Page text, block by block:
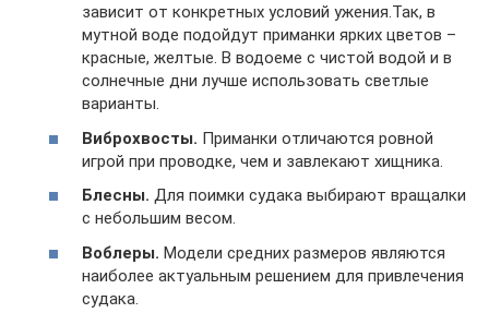
зависит от конкретных условий ужения.Так, в
мутной воде подойдут приманки ярких цветов –
красные, желтые. В водоеме с чистой водой и в
солнечные дни лучше использовать светлые
варианты.
Виброхвосты. Приманки отличаются ровной
игрой при проводке, чем и завлекают хищника.
Блесны. Для поимки судака выбирают вращалки
с небольшим весом.
Воблеры. Модели средних размеров являются
наиболее актуальным решением для привлечения
судака.